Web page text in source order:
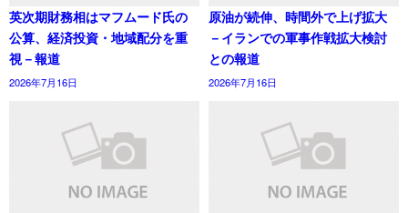
英次期財務相はマフムード氏の
公算、経済投資・地域配分を重
視－報道
2026年7月16日
原油が続伸、時間外で上げ拡大
－イランでの軍事作戦拡大検討
との報道
2026年7月16日